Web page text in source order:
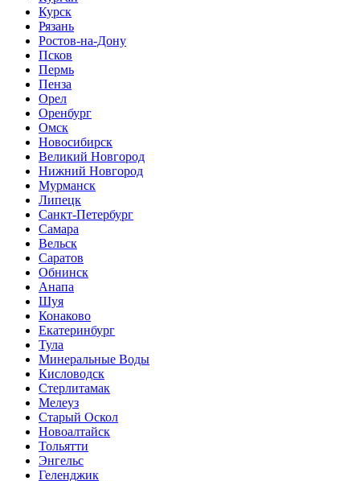
Курск
Рязань
Ростов-на-Дону
Псков
Пермь
Пенза
Орел
Оренбург
Омск
Новосибирск
Великий Новгород
Нижний Новгород
Мурманск
Липецк
Санкт-Петербург
Самара
Вельск
Саратов
Обнинск
Анапа
Шуя
Конаково
Екатеринбург
Тула
Минеральные Воды
Кисловодск
Стерлитамак
Мелеуз
Старый Оскол
Новоалтайск
Тольятти
Энгельс
Геленджик